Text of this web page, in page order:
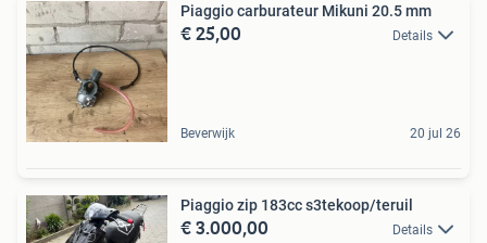
Piaggio carburateur Mikuni 20.5 mm
€ 25,00 Details
Beverwijk 20 jul 26
Piaggio zip 183cc s3tekoop/teruil
€ 3.000,00 Details